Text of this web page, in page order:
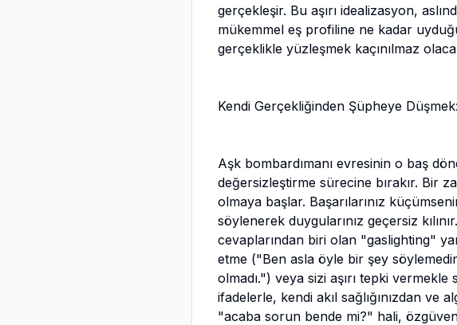
gerçekleşir. Bu aşırı idealizasyon,
mükemmel eş profiline ne kadar
gerçeklikle yüzleşmek kaçınılmaz
Kendi Gerçekliğinden Şüpheye
Aşk bombardımanı evresinin o baş
değersizleştirme sürecine bırakır. Bir
olmaya başlar. Başarılarınız
söylenerek duygularınız geçersiz
cevaplarından biri olan "gaslighting"
etme ("Ben asla öyle bir şey
olmadı.") veya sizi aşırı tepki
ifadelerle, kendi akıl sağlığınızdan ve
"acaba sorun bende mi?" hali,